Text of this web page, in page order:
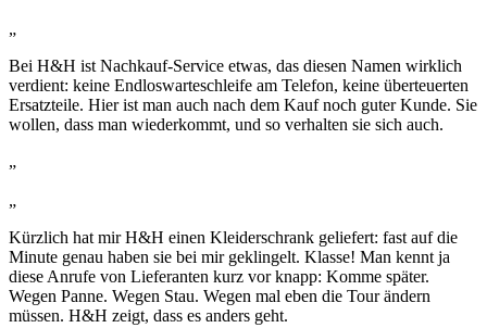
„
Bei H&H ist Nachkauf-Service etwas, das diesen Namen wirklich
verdient: keine Endloswarteschleife am Telefon, keine überteuerten
Ersatzteile. Hier ist man auch nach dem Kauf noch guter Kunde. Sie
wollen, dass man wiederkommt, und so verhalten sie sich auch.
„
„
Kürzlich hat mir H&H einen Kleiderschrank geliefert: fast auf die
Minute genau haben sie bei mir geklingelt. Klasse! Man kennt ja
diese Anrufe von Lieferanten kurz vor knapp: Komme später.
Wegen Panne. Wegen Stau. Wegen mal eben die Tour ändern
müssen. H&H zeigt, dass es anders geht.